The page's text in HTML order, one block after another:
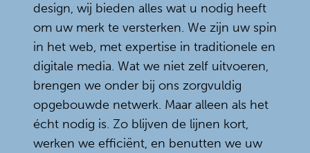
design, wij bieden alles wat u nodig heeft
om uw merk te versterken. We zijn uw spin
in het web, met expertise in traditionele en
digitale media. Wat we niet zelf uitvoeren,
brengen we onder bij ons zorgvuldig
opgebouwde netwerk. Maar alleen als het
écht nodig is. Zo blijven de lijnen kort,
werken we efficiënt, en benutten we uw